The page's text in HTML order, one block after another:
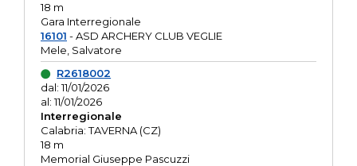
18 m
Gara Interregionale
16101 - ASD ARCHERY CLUB VEGLIE
Mele, Salvatore
R2618002
dal: 11/01/2026
al: 11/01/2026
Interregionale
Calabria: TAVERNA (CZ)
18 m
Memorial Giuseppe Pascuzzi